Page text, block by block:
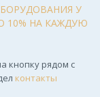
У
10% НА КАЖДУЮ
кнопку рядом с
контакты